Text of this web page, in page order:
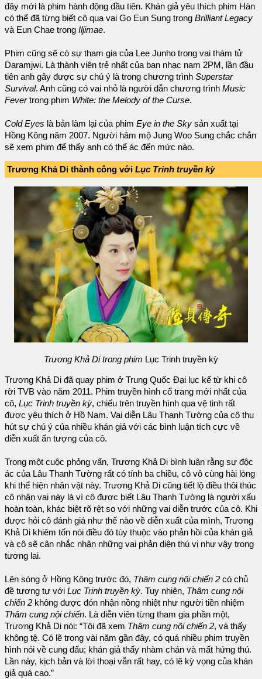
đây mới là phim hành động đầu tiên. Khán giả yêu thích phim Hàn
có thể đã từng biết cô qua vai Go Eun Sung trong Brilliant Legacy
và Eun Chae trong Iljimae.
Phim cũng sẽ có sự tham gia của Lee Junho trong vai thám tử
Daramjwi. Là thành viên trẻ nhất của ban nhạc nam 2PM, lần đầu
tiên anh gây được sự chú ý là trong chương trình Superstar
Survival. Anh cũng có vai nhỏ là người dẫn chương trình Music
Fevertrong phim White: the Melody of the Curse.
Cold Eyes là bản làm lại của phim Eye in the Sky sản xuất tại
Hồng Kông năm 2007. Người hâm mộ Jung Woo Sung chắc chắn
sẽ xem phim để thấy anh có thể ác đến mức nào.
Trương Khả Di thành công với Lục Trinh truyền kỳ
Trương Khả Di trong phim Lục Trinh truyền kỳ
Trương Khả Di đã quay phim ở Trung Quốc Đại lục kể từ khi cô
rời TVB vào năm 2011. Phim truyền hình cổ trang mới nhất của
cô, Lục Trinh truyền kỳ, chiếu trên truyền hình qua vệ tinh rất
được yêu thích ở Hồ Nam. Vai diễn Lâu Thanh Tường của cô thu
hút sự chú ý của nhiều khán giả với các bình luận tích cực về
diễn xuất ấn tượng của cô.
Trong một cuộc phỏng vấn, Trương Khả Di bình luận rằng sự độc
ác của Lâu Thanh Tường rất có tính ba chiều, cô vô cùng hài lòng
khi thể hiện nhân vật này. Trương Khả Di cũng tiết lộ điều thôi thúc
cô nhận vai này là vì cô được biết Lâu Thanh Tường là người xấu
hoàn toàn, khác biệt rõ rệt so với những vai diễn trước của cô. Khi
được hỏi cô đánh giá như thế nào về diễn xuất của mình, Trương
Khả Di khiêm tốn nói điều đó tùy thuộc vào phản hồi của khán giả
và cô sẽ cân nhắc nhận những vai phản diện thú vị như vậy trong
tương lai.
Lên sóng ở Hồng Kông trước đó, Thâm cung nội chiến 2 có chủ
đề tương tự với Lục Trinh truyền kỳ. Tuy nhiên, Thâm cung nội
chiến 2 không được đón nhận nồng nhiệt như người tiền nhiệm
Thâm cung nội chiến. Là diễn viên từng tham gia phần một,
Trương Khả Di nói: “Tôi đã xem Thâm cung nội chiến 2, và thấy
không tệ. Có lẽ trong vài năm gần đây, có quá nhiều phim truyền
hình nói về cung đấu; khán giả thấy nhàm chán và mất hứng thú.
Lần này, kịch bản và lời thoại vẫn rất hay, có lẽ kỳ vọng của khán
giả quá cao.”